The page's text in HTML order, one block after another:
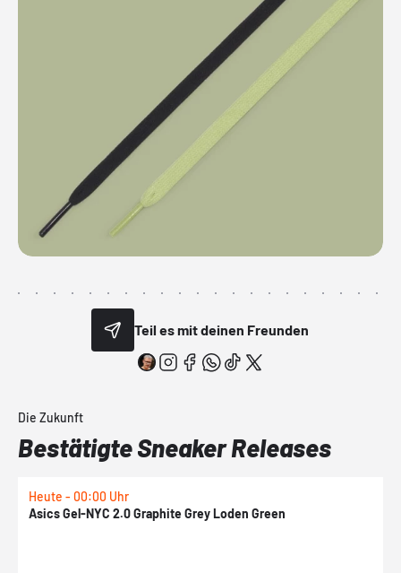
Teil es mit deinen Freunden
Die Zukunft
Bestätigte Sneaker Releases
Heute - 00:00 Uhr
Asics Gel-NYC 2.0 Graphite Grey Loden Green